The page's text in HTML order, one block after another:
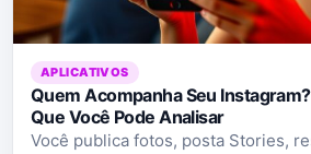
APLICATIVOS
Quem Acompanha Seu
Que Você Pode Analisar
Você publica fotos, posta Stories,